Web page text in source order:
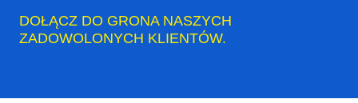
DOŁĄCZ DO GRONA NASZYCH
ZADOWOLONYCH KLIENTÓW.